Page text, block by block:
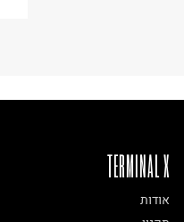
TERMINAL X
אודות